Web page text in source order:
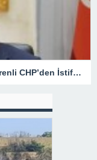
Lüleburgaz Belediye Başkanı Murat Gerenli CHP’den İstifa Etti